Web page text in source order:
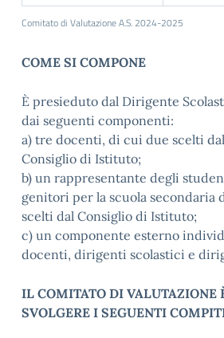
Comitato di Valutazione A.S. 2024-2025
COME SI COMPONE
È presieduto dal Dirigente
dai seguenti componenti:
a) tre docenti, di cui due scelti
Consiglio di Istituto;
b) un rappresentante degli
genitori per la scuola secondaria
scelti dal Consiglio di Istituto;
c) un componente esterno
docenti, dirigenti scolastici e
IL COMITATO DI VALUTAZIONE
SVOLGERE I SEGUENTI